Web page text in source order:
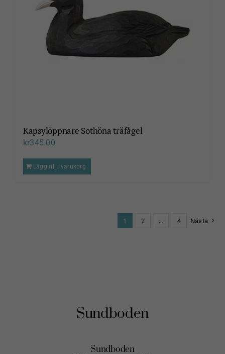
Kapsylöppnare Sothöna träfågel
kr345.00
Lägg till i varukorg
1 2 … 4 Nästa
Sundboden
Sundboden